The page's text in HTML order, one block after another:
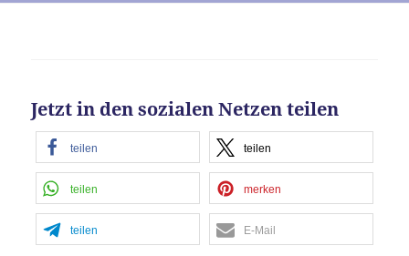
Jetzt in den sozialen Netzen teilen
teilen teilen
teilen merken
teilen E-Mail